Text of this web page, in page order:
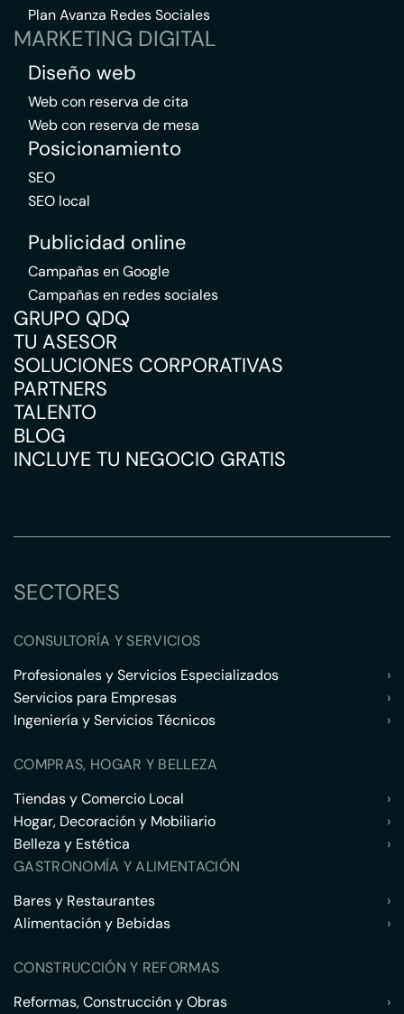
Plan Avanza Redes Sociales
MARKETING DIGITAL
Diseño web
Web con reserva de cita
Web con reserva de mesa
Posicionamiento
SEO
SEO local
Publicidad online
Campañas en Google
Campañas en redes sociales
GRUPO QDQ
TU ASESOR
SOLUCIONES CORPORATIVAS
PARTNERS
TALENTO
BLOG
INCLUYE TU NEGOCIO GRATIS
SECTORES
CONSULTORÍA Y SERVICIOS
Profesionales y Servicios Especializados
›
Servicios para Empresas
›
Ingeniería y Servicios Técnicos
›
COMPRAS, HOGAR Y BELLEZA
Tiendas y Comercio Local
›
Hogar, Decoración y Mobiliario
›
Belleza y Estética
›
GASTRONOMÍA Y ALIMENTACIÓN
Bares y Restaurantes
›
Alimentación y Bebidas
›
CONSTRUCCIÓN Y REFORMAS
Reformas, Construcción y Obras
›